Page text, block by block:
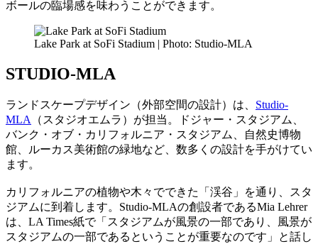
ボールの臨場感を味わうことができます。
Lake Park at SoFi Stadium | Photo: Studio-MLA
STUDIO-MLA
ランドスケープデザイン（外部空間の設計）は、 Studio-
MLA
（スタジオエムラ）が担当。ドジャー・スタジアム、
バンク・オブ・カリフォルニア・スタジアム、自然史博物
館、ルーカス美術館の緑地など、数多くの設計を手がけてい
ます。
カリフォルニアの植物や木々でできた「渓谷」を通り、スタ
ジアムに到着します。Studio-MLAの創設者であるMia Lehrer
は、LA Times紙で「スタジアムが風景の一部であり、風景が
スタジアムの一部であるということが重要なのです」と話し